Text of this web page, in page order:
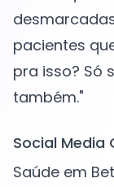
pacientes
pra isso? Só
Social Media
Saúde em